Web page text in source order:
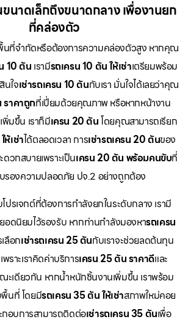
ขนาดเล็กถึงขนาดกลาง เพื่องานยก
ที่คล่องตัว
นที่จำกัดหรือต้องการความคล่องตัวสูง หากคุณ
10 ตัน เรามีรถเครน 10 ตัน ให้เช่าเตรียมพร้อม
นใจเช่ารถเครน 10 ตันกับเรา มั่นใจได้เลยว่าคุณ
ราคาถูกที่เปี่ยมด้วยคุณภาพ หรือหากหน้างาน
มขึ้น เราก็มีเครน 20 ตันโดยคุณสามารถเรียก
ห้เช่าได้ตลอดเวลา การเช่ารถเครน 20 ตันของ
วกสบายเพราะเป็นเครน 20 ตัน พร้อมคนขับที่
บรองความปลอดภัย ปจ.2 อย่างถูกต้อง
ปรเจกต์ที่ต้องการกำลังยกในระดับกลาง เรามี
อดนิยมไว้รองรับ หากท่านกำลังมองหารถเครน
ลือกเช่ารถเครน 25 ตันกับเราจะช่วยลดต้นทุน
ราะเราคิดค่าบริการเครน 25 ตัน ราคาดีและ
ะเดียวกัน หากน้ำหนักชิ้นงานเพิ่มขึ้น เราพร้อม
นที่ โดยมีรถเครน 35 ตัน ให้เช่าสภาพใหม่คอย
อบการสามารถติดต่อเช่ารถเครน 35 ตันเพื่อ